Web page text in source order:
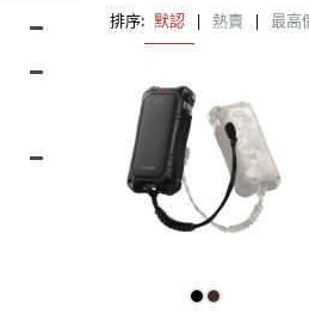
排序: 默認 | 熱賣 | 最高